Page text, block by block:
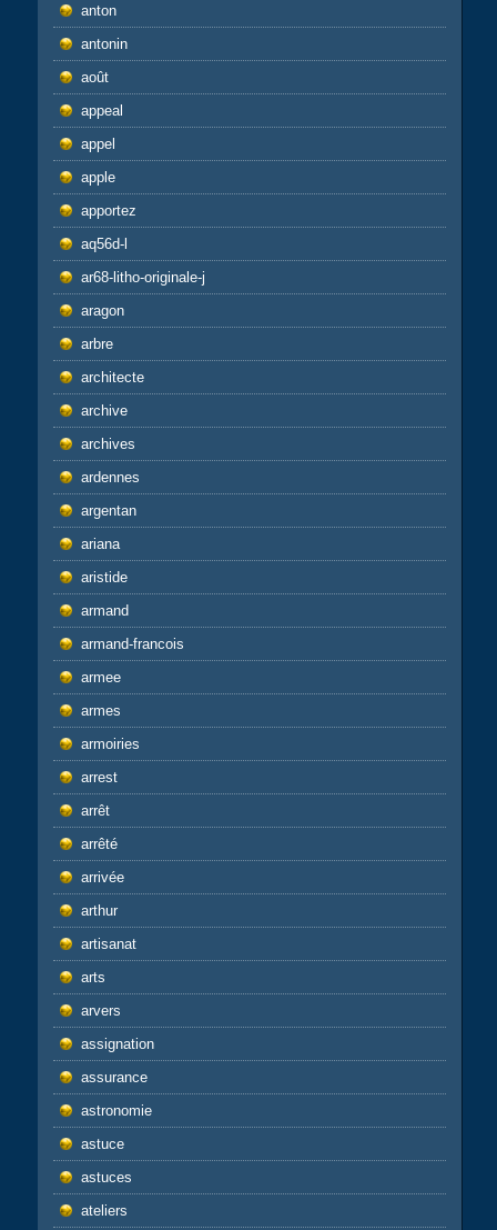
anton
antonin
août
appeal
appel
apple
apportez
aq56d-l
ar68-litho-originale-j
aragon
arbre
architecte
archive
archives
ardennes
argentan
ariana
aristide
armand
armand-francois
armee
armes
armoiries
arrest
arrêt
arrêté
arrivée
arthur
artisanat
arts
arvers
assignation
assurance
astronomie
astuce
astuces
ateliers